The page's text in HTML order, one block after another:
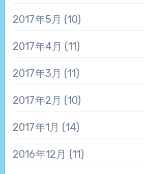
2017年5月 (10)
2017年4月 (11)
2017年3月 (11)
2017年2月 (10)
2017年1月 (14)
2016年12月 (11)